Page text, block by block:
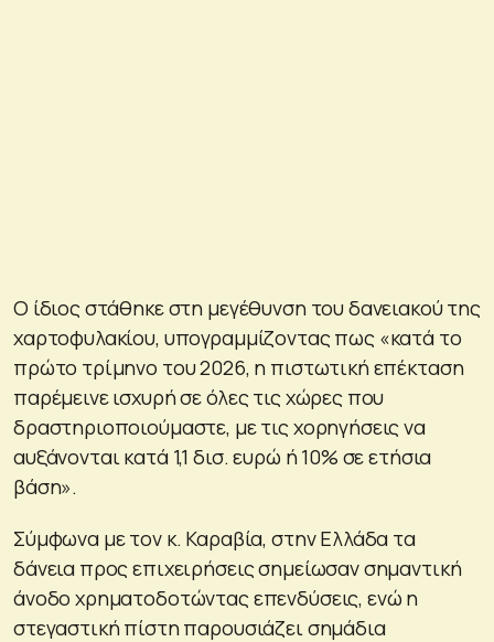
Ο ίδιος στάθηκε στη μεγέθυνση του δανειακού της
χαρτοφυλακίου, υπογραμμίζοντας πως «κατά το
πρώτο τρίμηνο του 2026, η πιστωτική επέκταση
παρέμεινε ισχυρή σε όλες τις χώρες που
δραστηριοποιούμαστε, με τις χορηγήσεις να
αυξάνονται κατά 1,1 δισ. ευρώ ή 10% σε ετήσια
βάση».
Σύμφωνα με τον κ. Καραβία, στην Ελλάδα τα
δάνεια προς επιχειρήσεις σημείωσαν σημαντική
άνοδο χρηματοδοτώντας επενδύσεις, ενώ η
στεγαστική πίστη παρουσιάζει σημάδια